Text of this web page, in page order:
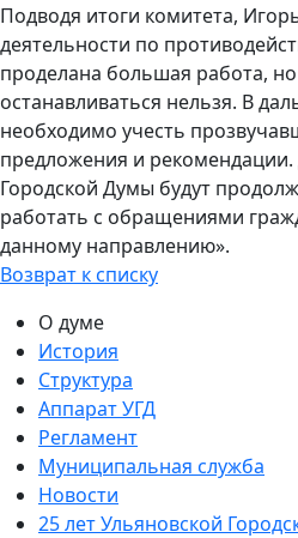
Подводя итоги комитета,
деятельности по
проделана большая работа,
останавливаться нельзя. В
необходимо учесть
предложения и рекомендации.
Городской Думы будут
работать с обращениями
данному направлению».
Возврат к списку
О думе
История
Структура
Аппарат УГД
Регламент
Муниципальная служба
Новости
25 лет Ульяновской